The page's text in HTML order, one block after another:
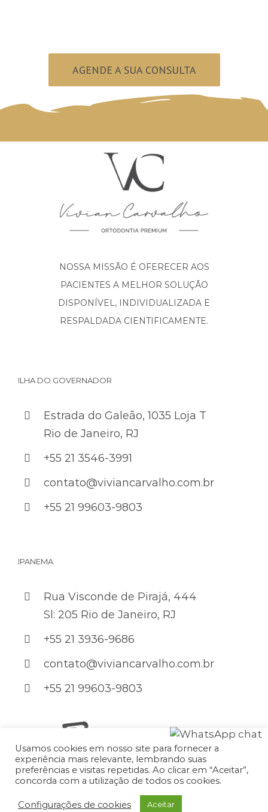
AGENDE A SUA CONSULTA
NOSSA MISSÃO É OFERECER AOS
PACIENTES A MELHOR SOLUÇÃO
DISPONÍVEL, INDIVIDUALIZADA E
RESPALDADA CIENTIFICAMENTE.
ILHA DO GOVERNADOR
Estrada do Galeão, 1035 Loja T
Rio de Janeiro, RJ
+55 21 3546-3991
contato@viviancarvalho.com.br
+55 21 99603-9803
IPANEMA
Rua Visconde de Pirajá, 444
Sl: 205 Rio de Janeiro, RJ
+55 21 3936-9686
contato@viviancarvalho.com.br
+55 21 99603-9803
Copyright 2022 – Vivian Carvalho | All Rights Reserved.
Usamos cookies em nosso site para fornecer a
experiência mais relevante, lembrando suas
preferências e visitas repetidas. Ao clicar em “Aceitar”,
concorda com a utilização de todos os cookies.
Configurações de cookies Aceitar